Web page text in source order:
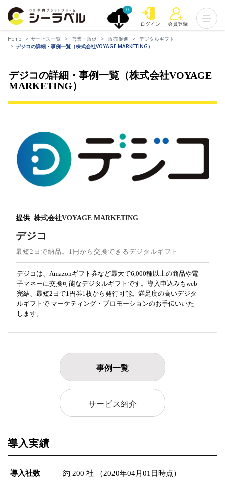
0
ログイン 会員登録
Home サービス一覧 営業・販促 販売促進
デジタルギフト
デジコの詳細・事例一覧（株式会社VOYAGE MARKETING）
デジコの詳細・事例一覧（株式会社VOYAGE
MARKETING）
提供 株式会社VOYAGE MARKETING
デジコ
最短2日で納品。1円から交換できるデジタルギフト
デジコは、Amazonギフト券など最大で6,000種以上の商品や電
子マネーに交換可能なデジタルギフトです。導入申込みもweb
完結、最短2日で1円券1枚から発行可能。満足度の高いデジタ
ルギフトで マーケティング・プロモーションのお手伝いいた
します。
事例一覧
サービス紹介
導入実績
導入社数 約 200 社 （2020年04月01日時点）